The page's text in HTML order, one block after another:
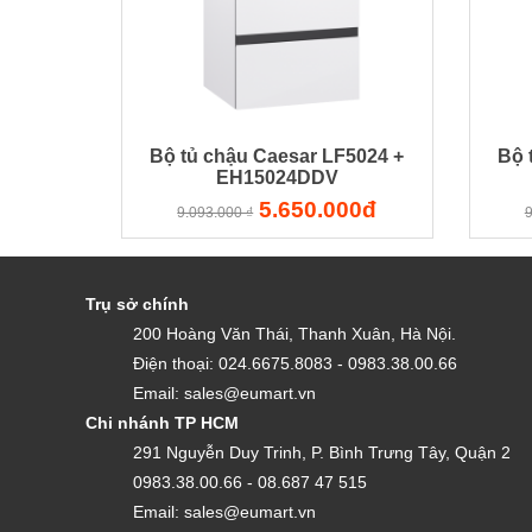
Bộ tủ chậu Caesar LF5024 +
EH15024DDV
9.093.000 ₫ 5.650.000đ
Bộ
Trụ sở chính
200 Hoàng Văn Thái, Thanh Xuân, Hà Nội.
Điện thoại: 024.6675.8083 - 0983.38.00.66
Email: sales@eumart.vn
Chi nhánh TP HCM
291 Nguyễn Duy Trinh, P. Bình Trưng Tây, Quận 2
0983.38.00.66 - 08.687 47 515
Email: sales@eumart.vn